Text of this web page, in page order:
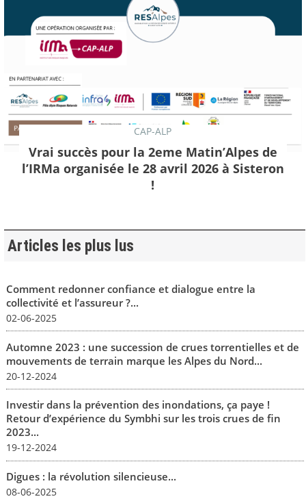
CAP-ALP
Vrai succès pour la 2eme Matin’Alpes de
l’IRMa organisée le 28 avril 2026 à Sisteron
!
Articles les plus lus
Comment redonner confiance et dialogue entre la
collectivité et l’assureur ?...
02-06-2025
Automne 2023 : une succession de crues torrentielles et de
mouvements de terrain marque les Alpes du Nord...
20-12-2024
Investir dans la prévention des inondations, ça paye !
Retour d’expérience du Symbhi sur les trois crues de fin
2023...
19-12-2024
Digues : la révolution silencieuse...
08-06-2025